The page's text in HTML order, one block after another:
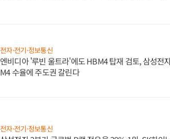
전자·전기·정보통신
엔비디아 '루빈 울트라'에도 HBM4 탑재 검토, 삼성전
M4 수율에 주도권 갈린다
전자·전기·정보통신